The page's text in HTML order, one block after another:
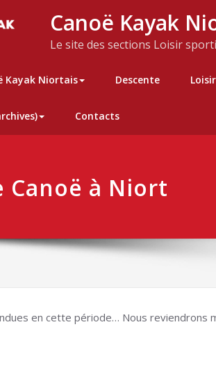
Canoë Kayak
Le site des sections Loisir
Kayak Niortais Descente
Contacts
Canoë à Niort
en cette période… Nous reviendrons